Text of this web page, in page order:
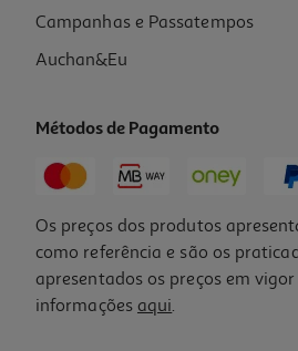
-19%
Campanhas e Passatempos
Auchan&Eu
Métodos de Pagamento
Os preços dos produtos
como referência e são os
apresentados os preços em
informações aqui.